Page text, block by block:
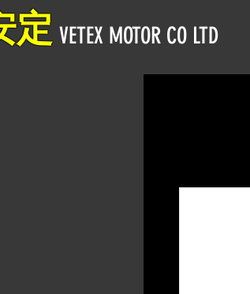
定 VETEX MOTOR CO LTD